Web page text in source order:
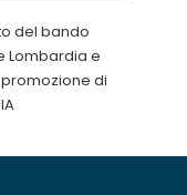
del bando
Lombardia e
di